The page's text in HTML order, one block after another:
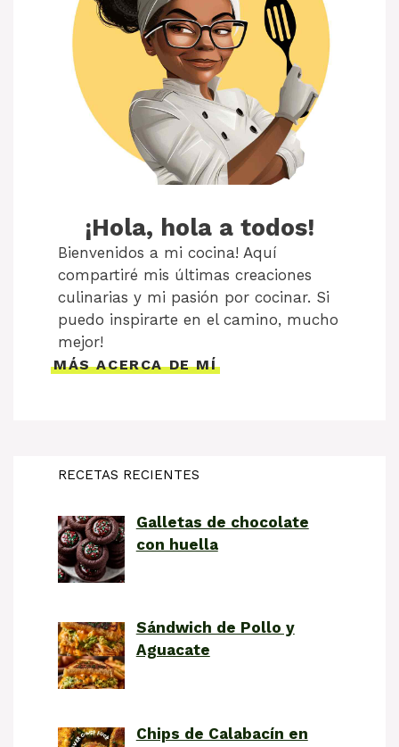
¡Hola, hola a todos!
Bienvenidos a mi cocina! Aquí
compartiré mis últimas creaciones
culinarias y mi pasión por cocinar. Si
puedo inspirarte en el camino, mucho
mejor!
MÁS ACERCA DE MÍ
RECETAS RECIENTES
Galletas de chocolate
con huella
Sándwich de Pollo y
Aguacate
Chips de Calabacín en